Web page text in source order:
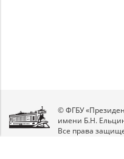
© ФГБУ
имени Б.Н.
Все права